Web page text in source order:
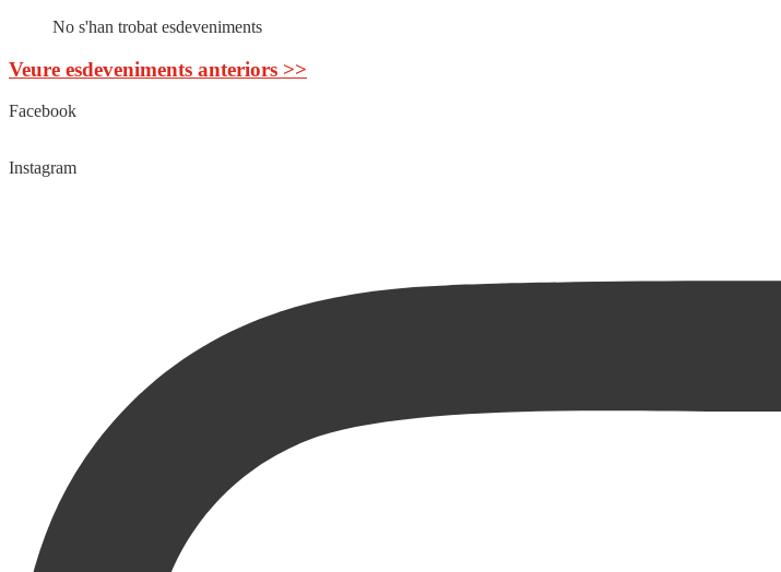
No s'han trobat esdeveniments
Veure esdeveniments anteriors >>
Facebook
Instagram